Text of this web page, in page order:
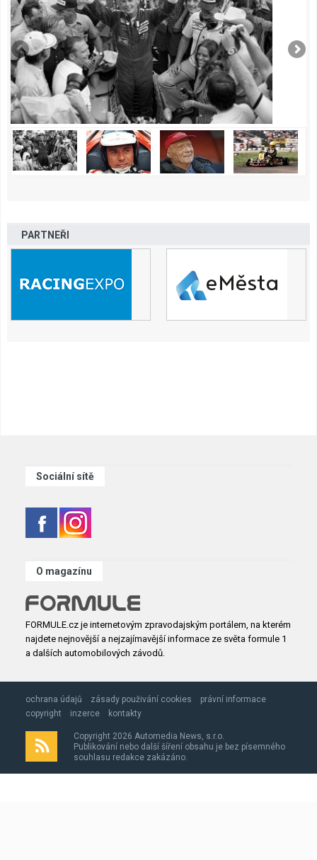
PARTNEŘI
Sociální sítě
O magazínu
FORMULE.cz je internetovým zpravodajským portálem, na kterém
najdete nejnovější a nejzajímavější informace ze světa formule 1
a dalších automobilových závodů.
ochrana údajů zásady použivání cookies
právní informace
copyright
inzerce kontakty
Copyright 2026 Automedia News, s.r.o.
Publikování nebo další šíření obsahu je bez písemného
souhlasu redakce zakázáno.